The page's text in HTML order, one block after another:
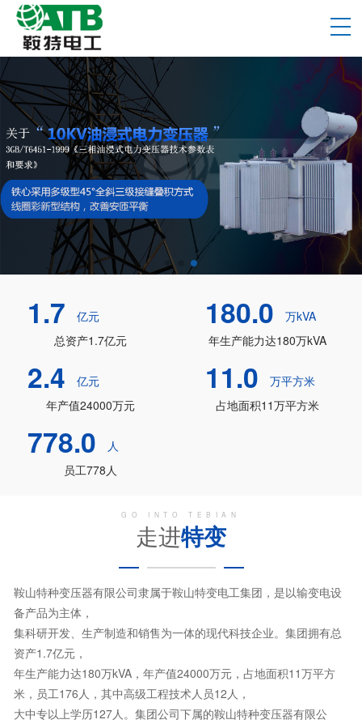
1.7
亿元
总资产1.7亿元
180.0
万kVA
年生产能力达180万kVA
2.4
亿元
年产值24000万元
11.0
万平方米
占地面积11万平方米
778.0
人
员工778人
GO INTO TEBIAN
走进特变
鞍山特种变压器有限公司隶属于鞍山特变电工集团，是以输变电设
备产品为主体，
集科研开发、生产制造和销售为一体的现代科技企业。集团拥有总
资产1.7亿元，
年生产能力达180万kVA，年产值24000万元，占地面积11万平方
米，员工176人，其中高级工程技术人员12人，
大中专以上学历127人。集团公司下属的鞍山特种变压器有限公